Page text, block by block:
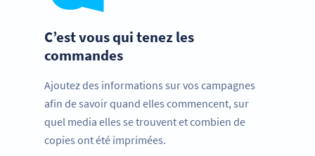
C’est vous qui tenez les
commandes
Ajoutez des informations sur vos campagnes
afin de savoir quand elles commencent, sur
quel media elles se trouvent et combien de
copies ont été imprimées.